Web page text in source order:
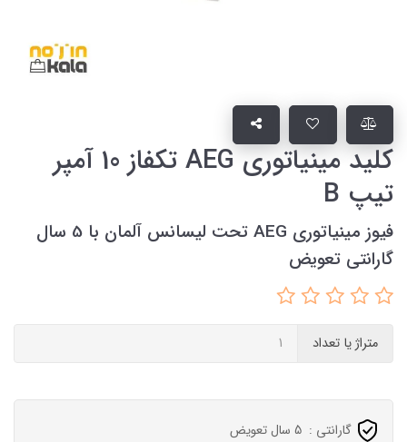
کلید مینیاتوری AEG تکفاز 10 آمپر
تیپ B
فیوز مینیاتوری AEG تحت لیسانس آلمان با 5 سال
گارانتی تعویض
متراژ یا تعداد
گارانتی : 5 سال تعویض